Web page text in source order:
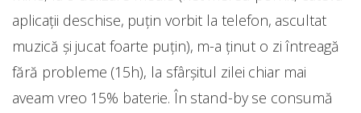
aplicații deschise, puțin vorbit la telefon, ascultat
muzică și jucat foarte puțin), m-a ținut o zi întreagă
fără probleme (15h), la sfârșitul zilei chiar mai
aveam vreo 15% baterie. În stand-by se consumă